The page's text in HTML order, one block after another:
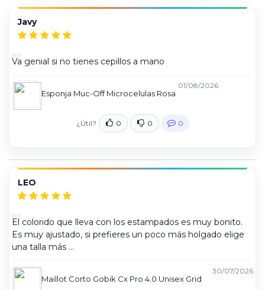
Javy
Va genial si no tienes cepillos a mano
Esponja Muc-Off Microcelulas Rosa
01/08/2026
¿Útil? 0 0 0
LEO
El colorido que lleva con los estampados es muy bonito.
Es muy ajustado, si prefieres un poco más holgado elige
una talla más
Maillot Corto Gobik Cx Pro 4.0 Unisex Grid
30/07/2026